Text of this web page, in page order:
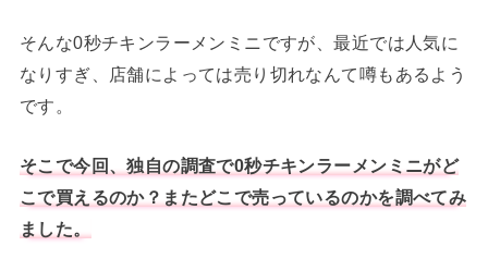
そんな0秒チキンラーメンミニですが、最近では人気に
なりすぎ、店舗によっては売り切れなんて噂もあるよう
です。
そこで今回、独自の調査で0秒チキンラーメンミニがど
こで買えるのか？またどこで売っているのかを調べてみ
ました。